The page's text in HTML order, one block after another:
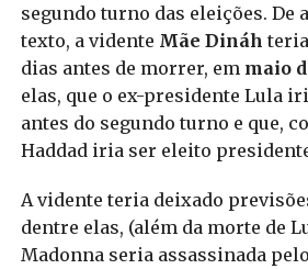
segundo turno das eleições. De
texto, a vidente Mãe Dináh
dias antes de morrer, em maio
elas, que o ex-presidente Lula
antes do segundo turno e que,
Haddad iria ser eleito
A vidente teria deixado
dentre elas, (além da morte de
Madonna seria assassinada